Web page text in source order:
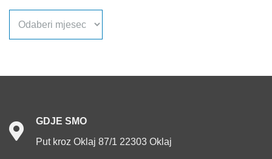
GDJE SMO
Put kroz Oklaj 87/1 22303 Oklaj